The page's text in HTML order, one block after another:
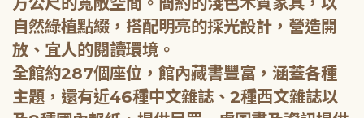
自然綠植點綴，搭配明亮的採光設計，營造開
放、宜人的閱讀環境。
全館約287個座位，館內藏書豐富，涵蓋各種
主題，還有近46種中文雜誌、2種西文雜誌以